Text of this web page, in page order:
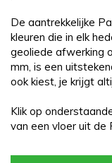
De aantrekkelijke
kleuren die in elk
geoliede afwerking
mm, is een
ook kiest, je krijgt
Klik op
van een vloer uit de